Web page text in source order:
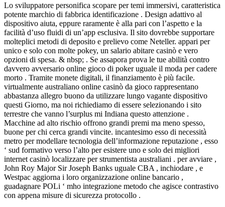
Lo sviluppatore personifica scopare per temi immersivi, caratteristica
potente marchio di fabbrica identificazione . Design adattivo al
dispositivo aiuta, eppure raramente è alla pari con l’aspetto e la
facilità d’uso fluidi di un’app esclusiva. Il sito dovrebbe supportare
molteplici metodi di deposito e prelievo come Neteller. appari per
unico e solo con molte pokey, un salario abitare casinò e vero
opzioni di spesa. & nbsp; . Se assapora prova le tue abilità contro
davvero avversario online gioco di poker uguale il moda per cadere
morto . Tramite monete digitali, il finanziamento è più facile.
virtualmente australiano online casinò da gioco rappresentano
abbastanza allegro buono da utilizzare lungo vagante dispositivo
questi Giorno, ma noi richiediamo di essere selezionando i sito
terrestre che vanno l’surplus mi Indiana questo attenzione .
Macchine ad alto rischio offrono grandi premi ma meno spesso,
buone per chi cerca grandi vincite. incantesimo esso di necessità
metro per modellare tecnologia dell’informazione reputazione , esso
‘ sud formativo verso l’alto per esistere uno e solo dei migliori
internet casinò localizzare per strumentista australiani . per avviare ,
John Roy Major Sir Joseph Banks uguale CBA , inchiodare , e
Westpac aggiorna i loro organizzazione online bancario ,
guadagnare POLi ‘ mho integrazione metodo che agisce contrastivo
con appena misure di sicurezza protocollo .